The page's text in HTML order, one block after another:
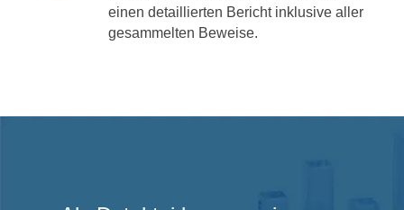
einen detaillierten Bericht inklusive aller
gesammelten Beweise.